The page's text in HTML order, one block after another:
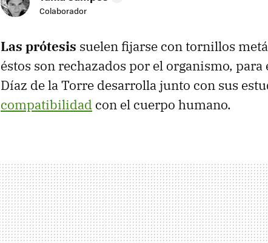
Colaborador
Las prótesis suelen fijarse con tornillos
éstos son rechazados por el organismo, para
Díaz de la Torre desarrolla junto con sus
compatibilidad con el cuerpo humano.